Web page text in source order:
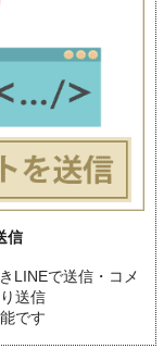
信
LINEで送信・コメ
送信
です